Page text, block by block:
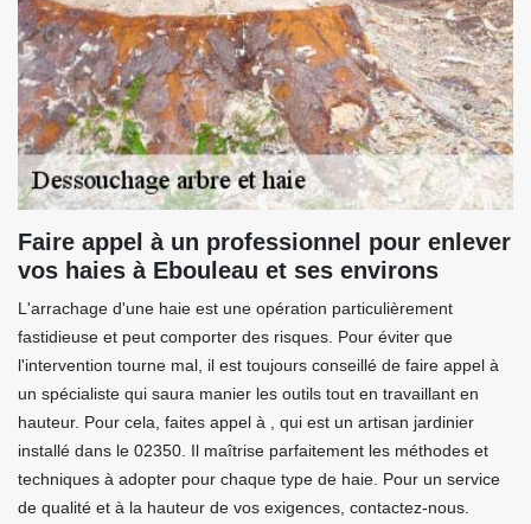
Faire appel à un professionnel pour enlever
vos haies à Ebouleau et ses environs
L'arrachage d'une haie est une opération particulièrement
fastidieuse et peut comporter des risques. Pour éviter que
l'intervention tourne mal, il est toujours conseillé de faire appel à
un spécialiste qui saura manier les outils tout en travaillant en
hauteur. Pour cela, faites appel à , qui est un artisan jardinier
installé dans le 02350. Il maîtrise parfaitement les méthodes et
techniques à adopter pour chaque type de haie. Pour un service
de qualité et à la hauteur de vos exigences, contactez-nous.